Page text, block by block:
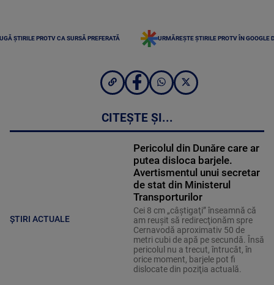
ȘTIRILE PROTV CA SURSĂ PREFERATĂ URMĂREȘTE ȘTIRILE PROTV ÎN GOOGLE
CITEȘTE ȘI...
ȘTIRI ACTUALE
Pericolul din Dunăre care ar
putea disloca barjele.
Avertismentul unui secretar
de stat din Ministerul
Transporturilor
Cei 8 cm „câştigaţi” înseamnă că
am reuşit să redirecţionăm spre
Cernavodă aproximativ 50 de
metri cubi de apă pe secundă. Însă
pericolul nu a trecut, întrucât, în
orice moment, barjele pot fi
dislocate din poziţia actuală.